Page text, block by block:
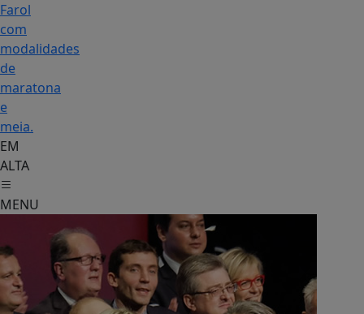
Farol
com
modalidades
de
maratona
e
meia.
EM
ALTA
MENU